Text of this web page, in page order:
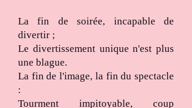
La fin de soirée, incapable de
divertir ;
Le divertissement unique n'est plus
une blague.
La fin de l'image, la fin du spectacle
:
Tourment impitoyable, coup